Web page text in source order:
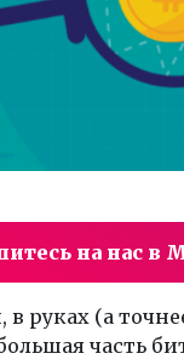
на нас в
в руках (а
часть